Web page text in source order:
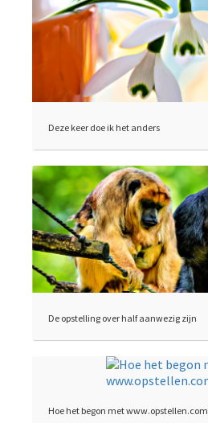
Deze keer doe ik het anders
De opstelling over half aanwezig zijn
Hoe het begon met www.opstellen.com